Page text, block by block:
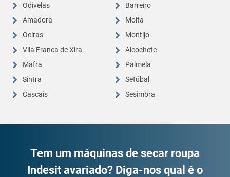
Odivelas
Amadora
Oeiras
Vila Franca de Xira
Mafra
Sintra
Cascais
Barreiro
Moita
Montijo
Alcochete
Palmela
Setúbal
Sesimbra
Tem um máquinas de secar roupa
Indesit avariado? Diga-nos qual é o